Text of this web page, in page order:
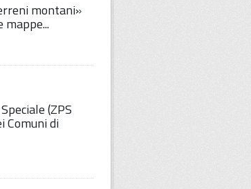
montani»
mappe...
(ZPS
Comuni di